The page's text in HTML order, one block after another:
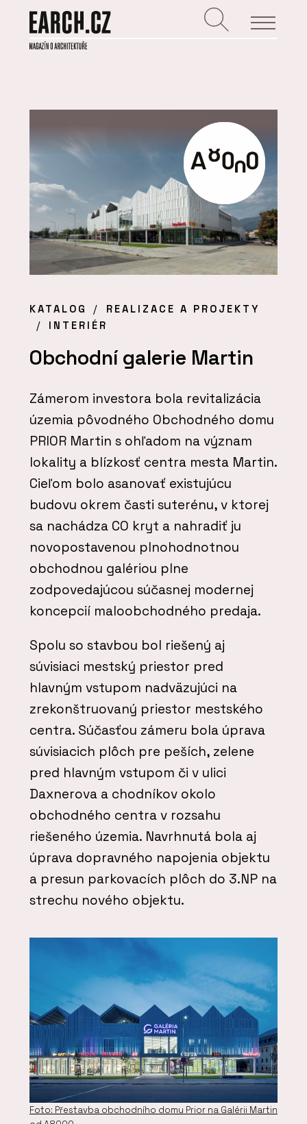
KATALOG
REALIZACE A PROJEKTY
INTERIÉR
Obchodní galerie Martin
Zámerom investora bola revitalizácia
územia pôvodného Obchodného domu
PRIOR Martin s ohľadom na význam
lokality a blízkosť centra mesta Martin.
Cieľom bolo asanovať existujúcu
budovu okrem časti suterénu, v ktorej
sa nachádza CO kryt a nahradiť ju
novopostavenou plnohodnotnou
obchodnou galériou plne
zodpovedajúcou súčasnej modernej
koncepcií maloobchodného predaja.
Spolu so stavbou bol riešený aj
súvisiaci mestský priestor pred
hlavným vstupom nadväzujúci na
zrekonštruovaný priestor mestského
centra. Súčasťou zámeru bola úprava
súvisiacich plôch pre peších, zelene
pred hlavným vstupom či v ulici
Daxnerova a chodníkov okolo
obchodného centra v rozsahu
riešeného územia. Navrhnutá bola aj
úprava dopravného napojenia objektu
a presun parkovacích plôch do 3.NP na
strechu nového objektu.
Foto: Přestavba obchodního domu Prior na Galérii Martin